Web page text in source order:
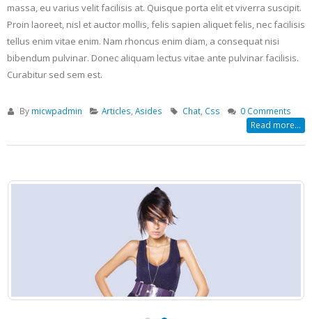
massa, eu varius velit facilisis at. Quisque porta elit et viverra suscipit.
Proin laoreet, nisl et auctor mollis, felis sapien aliquet felis, nec facilisis
tellus enim vitae enim. Nam rhoncus enim diam, a consequat nisi
bibendum pulvinar. Donec aliquam lectus vitae ante pulvinar facilisis.
Curabitur sed sem est.
By micwpadmin Articles ,Asides Chat Css 0 Comments
Read more...